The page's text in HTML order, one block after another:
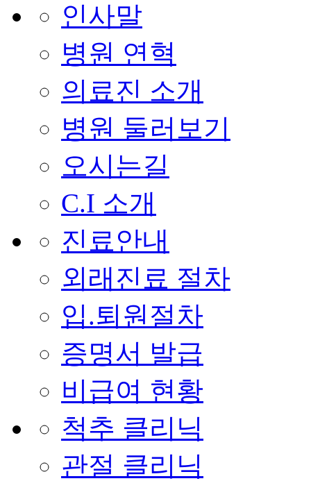
인사말
병원 연혁
의료진 소개
병원 둘러보기
오시는길
C.I 소개
진료안내
외래진료 절차
입.퇴원절차
증명서 발급
비급여 현황
척추 클리닉
관절 클리닉